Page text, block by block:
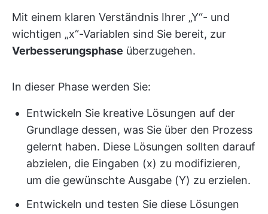
Mit einem klaren Verständnis Ihrer „Y“- und
wichtigen „x“-Variablen sind Sie bereit, zur
Verbesserungsphase überzugehen.
In dieser Phase werden Sie:
Entwickeln Sie kreative Lösungen auf der
Grundlage dessen, was Sie über den Prozess
gelernt haben. Diese Lösungen sollten darauf
abzielen, die Eingaben (x) zu modifizieren,
um die gewünschte Ausgabe (Y) zu erzielen.
Entwickeln und testen Sie diese Lösungen